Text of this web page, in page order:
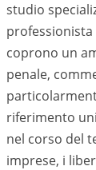
studio
coprono un
penale,
riferimento
nel corso del
imprese, i